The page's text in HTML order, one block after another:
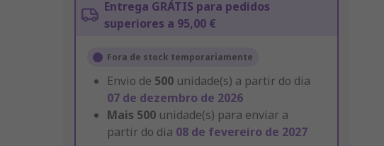
Entrega GRÁTIS para pedidos
superiores a 95,00 €
Fora de stock temporariamente
Envio de 500 unidade(s) a partir do dia
07 de dezembro de 2026
Mais 500 unidade(s) para enviar a
partir do dia 08 de fevereiro de 2027